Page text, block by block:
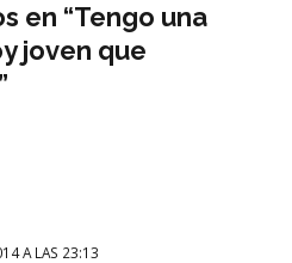
en “Tengo una
joven que
A LAS 23:13